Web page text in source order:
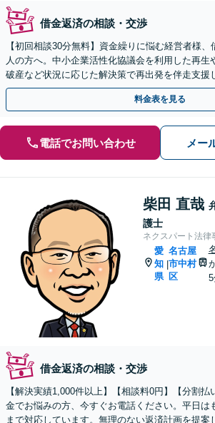
借金返済の相談・交渉
【初回相談30分無料】資金繰りに悩む経営者様
人の方へ。中小企業活性化協議会を利用した再生
破産など状況に応じた解決策で再出発を伴走支援
やすい雰囲気の事務所です【伏見駅徒歩1分】
料金表を見る
電話でお問い合わせ メー
柴田 直哉
護士
ネクスパート法律
愛
知
県
|
名古屋
市中村
区
借金返済の相談・交渉
【解決実績1,000件以上】【相談料0円】【分割
金でお悩みの方、今すぐお電話ください。平日は
まで対応しています。無理のない返済計画を提案